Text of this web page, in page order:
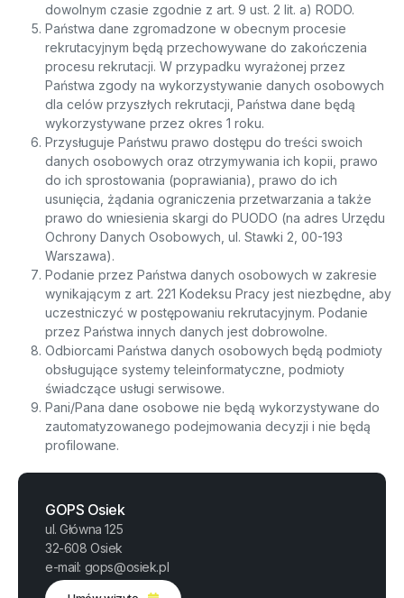
dowolnym czasie zgodnie z art. 9 ust. 2 lit. a) RODO.
Państwa dane zgromadzone w obecnym procesie
rekrutacyjnym będą przechowywane do zakończenia
procesu rekrutacji. W przypadku wyrażonej przez
Państwa zgody na wykorzystywanie danych osobowych
dla celów przyszłych rekrutacji, Państwa dane będą
wykorzystywane przez okres 1 roku.
Przysługuje Państwu prawo dostępu do treści swoich
danych osobowych oraz otrzymywania ich kopii, prawo
do ich sprostowania (poprawiania), prawo do ich
usunięcia, żądania ograniczenia przetwarzania a także
prawo do wniesienia skargi do PUODO (na adres Urzędu
Ochrony Danych Osobowych, ul. Stawki 2, 00-193
Warszawa).
Podanie przez Państwa danych osobowych w zakresie
wynikającym z art. 221 Kodeksu Pracy jest niezbędne, aby
uczestniczyć w postępowaniu rekrutacyjnym. Podanie
przez Państwa innych danych jest dobrowolne.
Odbiorcami Państwa danych osobowych będą podmioty
obsługujące systemy teleinformatyczne, podmioty
świadczące usługi serwisowe.
Pani/Pana dane osobowe nie będą wykorzystywane do
zautomatyzowanego podejmowania decyzji i nie będą
profilowane.
GOPS Osiek
ul. Główna 125
32-608 Osiek
e-mail: gops@osiek.pl